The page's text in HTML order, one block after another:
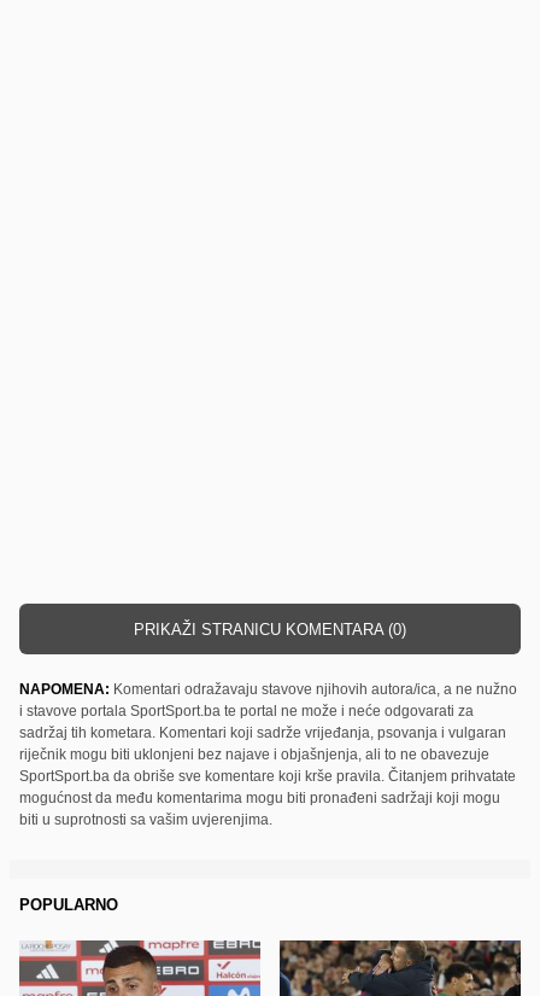
PRIKAŽI STRANICU KOMENTARA (0)
NAPOMENA: Komentari odražavaju stavove njihovih autora/ica, a ne nužno
i stavove portala SportSport.ba te portal ne može i neće odgovarati za
sadržaj tih kometara. Komentari koji sadrže vrijeđanja, psovanja i vulgaran
riječnik mogu biti uklonjeni bez najave i objašnjenja, ali to ne obavezuje
SportSport.ba da obriše sve komentare koji krše pravila. Čitanjem prihvatate
mogućnost da među komentarima mogu biti pronađeni sadržaji koji mogu
biti u suprotnosti sa vašim uvjerenjima.
POPULARNO